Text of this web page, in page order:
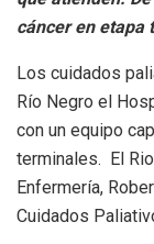
cáncer en etapa
Los cuidados
Río Negro el
con un equipo
terminales. El
Enfermería,
Cuidados